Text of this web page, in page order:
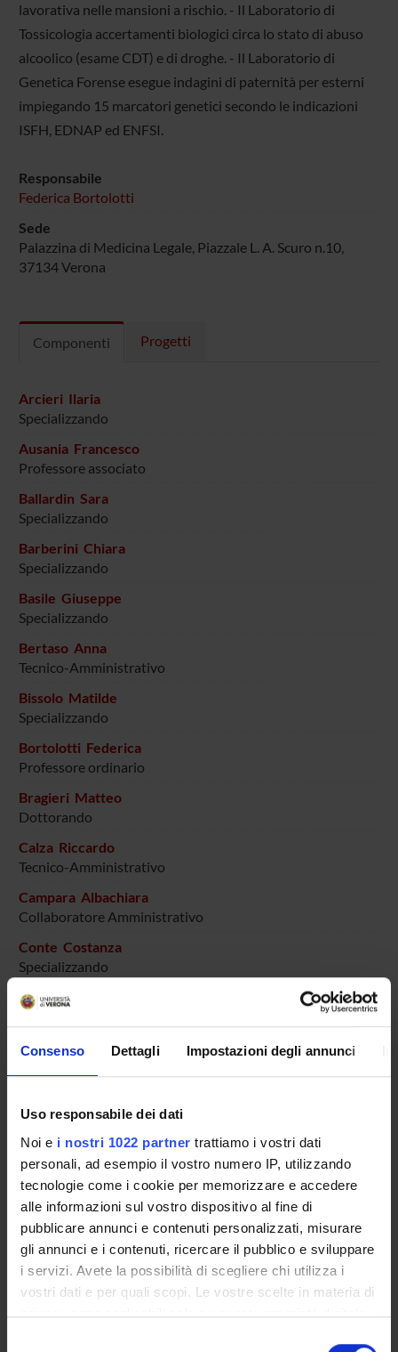
Consenso Dettagli Impostazioni degli annunci
Uso responsabile dei dati
Noi e i nostri 1022 partner trattiamo i vostri dati
personali, ad esempio il vostro numero IP, utilizzando
tecnologie come i cookie per memorizzare e accedere
alle informazioni sul vostro dispositivo al fine di
pubblicare annunci e contenuti personalizzati, misurare
gli annunci e i contenuti, ricercare il pubblico e sviluppare
i servizi. Avete la possibilità di scegliere chi utilizza i
vostri dati e per quali scopi. Le vostre scelte in materia di
privacy sono applicabili solo su questa proprietà digitale
lavorativa nelle mansioni a rischio. - Il Laboratorio di
Tossicologia accertamenti biologici circa lo stato di abuso
alcoolico (esame CDT) e di droghe. - Il Laboratorio di
Genetica Forense esegue indagini di paternità per esterni
impiegando 15 marcatori genetici secondo le indicazioni
ISFH, EDNAP ed ENFSI.
Responsabile
Federica Bortolotti
Sede
Palazzina di Medicina Legale, Piazzale L. A. Scuro n.10,
37134 Verona
Componenti Progetti
Arcieri Ilaria
Specializzando
Ausania Francesco
Professore associato
Ballardin Sara
Specializzando
Barberini Chiara
Specializzando
Basile Giuseppe
Specializzando
Bertaso Anna
Tecnico-Amministrativo
Bissolo Matilde
Specializzando
Bortolotti Federica
Professore ordinario
Bragieri Matteo
Dottorando
Calza Riccardo
Tecnico-Amministrativo
Campara Albachiara
Collaboratore Amministrativo
Conte Costanza
Specializzando
Del Balzo Giovanna
De Leo Domenico
Specializzando
Feruglio-Miclavez Giulia
Specializzando
Gambale Elvira Francesca
Specializzando
Garavello Marianna
Specializzando
Gerard Riccardo
Specializzando